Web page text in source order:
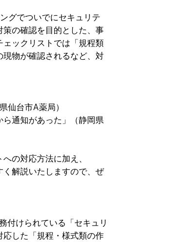
グでついでにセキュリテ
の確認を目的とした、事
ックリストでは「規程類
物が確認されるなど、対
仙台市A薬局）
ら通知があった」（静岡県
の対応方法に加え、
解説いたしますので、ぜ
付けられている「セキュリ
した「規程・様式類の作